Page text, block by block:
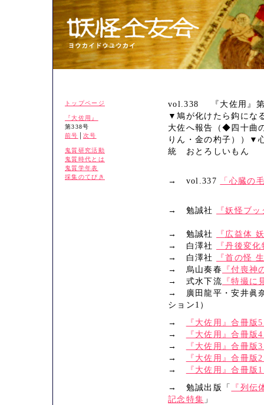
トップページ
『大佐用』
第338号
前号
│次号
鬼質研究活動
鬼質時代とは
鬼質学年表
採集のてびき
vol.338 『大佐用』第
▼鳩が化けたら鈎に
大佐へ報告（◆四十曲
りん・金の杓子））▼
統 おとろしいもん
→ vol.337 「心臓の
→ 勉誠社 『妖怪ブ
→ 勉誠社
『広益体
→ 白澤社
『丹後変
→ 白澤社
『首の怪
→ 烏山奏春
『付喪神
→ 式水下流 『特撮に
→ 廣田龍平・安井眞
ション1）
→
『大佐用』合冊版
→
『大佐用』合冊版
→
『大佐用』合冊版
→
『大佐用』合冊版
→
『大佐用』合冊版
→ 勉誠出版「
『列
記念特集 」